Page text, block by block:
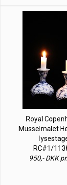
Royal
Musselmalet
RC#1/
950,- DKK